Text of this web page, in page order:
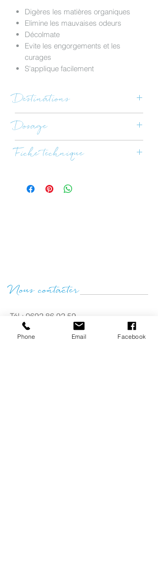
Digères les matières organiques
Elimine les mauvaises odeurs
Décolmate
Evite les engorgements et les
curages
S'applique facilement
Destinations
collectivités, crèches et
établissements scolaires, lieux
publics, résidentiel, tertiaire, etc.
Dosage
Prêt à l'emploi
Fiche technique
Nous contacter
Tél : 0692 86 92 59
contact@solubio.re
Phone Email Facebook